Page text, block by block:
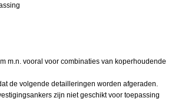
m.n. vooral voor combinaties van koperhoudende
de volgende detailleringen worden afgeraden.
zijn niet geschikt voor toepassing